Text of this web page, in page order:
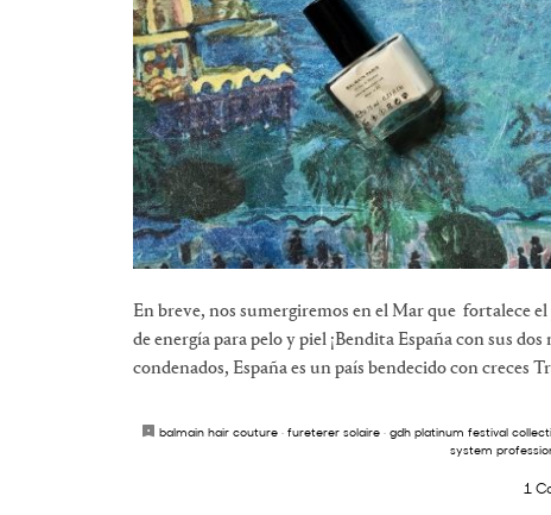
En breve, nos sumergiremos en el Mar que fortalece
de energía para pelo y piel ¡Bendita España con sus
condenados, España es un país bendecido con creces
balmain hair couture · fureterer solaire · gdh platinum festival
system
1